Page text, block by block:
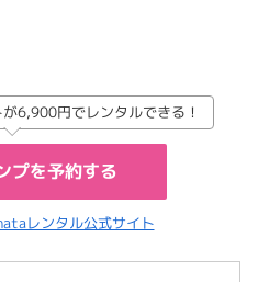
6,900円でレンタルできる！
プを予約する
レンタル公式サイト